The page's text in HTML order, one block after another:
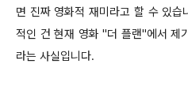
면 진짜 영화적 재미라고 할 수 있습
적인 건 현재 영화 "더 플랜"에서 제
라는 사실입니다.